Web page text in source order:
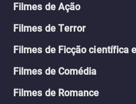
Filmes de Ação
Filmes de Terror
Filmes de Ficção científica
Filmes de Comédia
Filmes de Romance